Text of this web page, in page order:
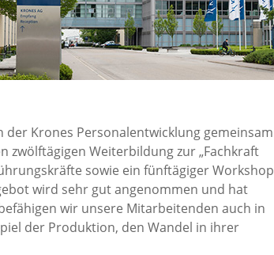
Krones Personalentwicklung gemeinsam
Weiterbildung zur „Fachkraft
sowie ein fünftägiger Workshop
wird sehr gut angenommen und hat
wir unsere Mitarbeitenden auch in
der Produktion, den Wandel in ihrer